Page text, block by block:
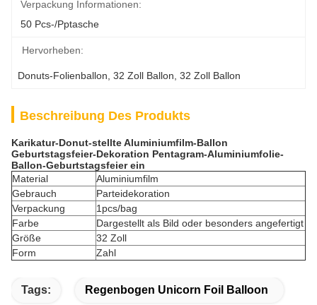
Verpackung Informationen:
50 Pcs-/pptasche
Hervorheben:
Donuts-Folienballon 32 Zoll Ballon 32 Zoll Ballon
Beschreibung Des Produkts
Karikatur-Donut-stellte Aluminiumfilm-Ballon
Geburtstagsfeier-Dekoration Pentagram-Aluminiumfolie-
Ballon-Geburtstagsfeier ein
Material
Aluminiumfilm
Gebrauch
Parteidekoration
Verpackung
1pcs/bag
Farbe
Dargestellt als Bild oder besonders angefertigt
Größe
32 Zoll
Form
Zahl
Tags: Regenbogen Unicorn Foil Balloon